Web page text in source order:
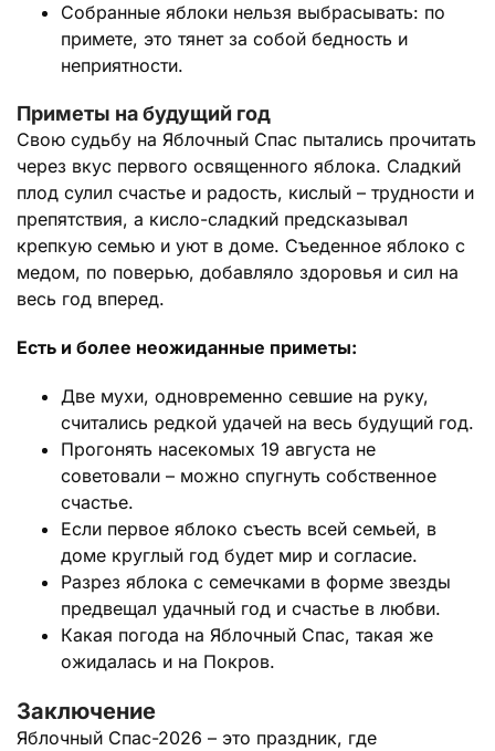
Собранные яблоки нельзя выбрасывать: по
примете, это тянет за собой бедность и
неприятности.
Приметы на будущий год
Свою судьбу на Яблочный Спас пытались прочитать
через вкус первого освященного яблока. Сладкий
плод сулил счастье и радость, кислый – трудности и
препятствия, а кисло-сладкий предсказывал
крепкую семью и уют в доме. Съеденное яблоко с
медом, по поверью, добавляло здоровья и сил на
весь год вперед.
Есть и более неожиданные приметы:
Две мухи, одновременно севшие на руку,
считались редкой удачей на весь будущий год.
Прогонять насекомых 19 августа не
советовали – можно спугнуть собственное
счастье.
Если первое яблоко съесть всей семьей, в
доме круглый год будет мир и согласие.
Разрез яблока с семечками в форме звезды
предвещал удачный год и счастье в любви.
Какая погода на Яблочный Спас, такая же
ожидалась и на Покров.
Заключение
Яблочный Спас-2026 – это праздник, где